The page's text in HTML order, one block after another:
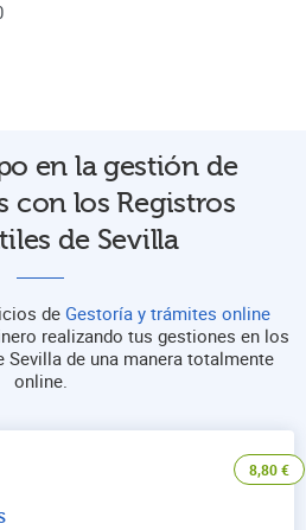
en la gestión de
con los Registros
de Sevilla
de Gestoría y trámites online
realizando tus gestiones en los
Sevilla de una manera totalmente
online.
8,80€